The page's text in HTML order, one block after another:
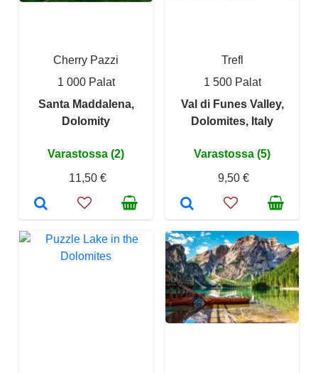
Cherry Pazzi
1 000 Palat
Santa Maddalena,
Dolomity
Varastossa (2)
11,50 €
Trefl
1 500 Palat
Val di Funes Valley,
Dolomites, Italy
Varastossa (5)
9,50 €